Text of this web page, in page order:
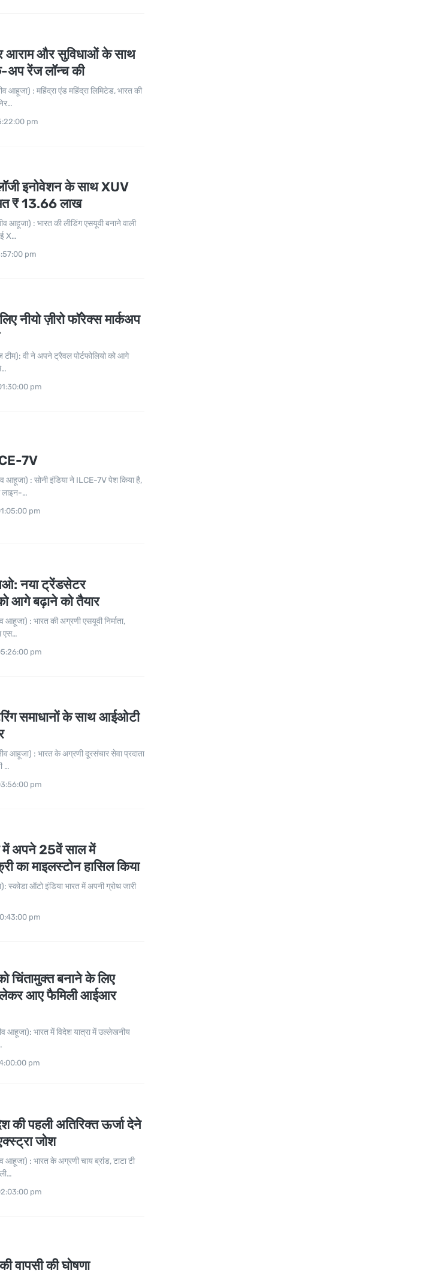
आराम और सुविधाओं के साथ
अप रेंज लॉन्च की
: महिंद्रा एंड महिंद्रा लिमिटेड, भारत की
pm
इनोवेशन के साथ XUV
₹ 13.66 लाख
: भारत की लीडिंग एसयूवी बनाने वाली
X…
pm
नीयो ज़ीरो फॉरेक्स मार्कअप
वी ने अपने ट्रैवल पोर्टफोलियो को आगे
pm
7V
: सोनी इंडिया ने ILCE-7V पेश किया है,
लाइन-…
pm
नया ट्रेंडसेटर
आगे बढ़ाने को तैयार
: भारत की अग्रणी एसयूवी निर्माता,
एस…
pm
समाधानों के साथ आईओटी
आहूजा) : भारत के अग्रणी दूरसंचार सेवा प्रदाता
…
pm
में अपने 25वें साल में
का माइलस्टोन हासिल किया
ऑटो इंडिया भारत में अपनी ग्रोथ जारी
pm
चिंतामुक्त बनाने के लिए
लेकर आए फैमिली आईआर
आहूजा): भारत में विदेश यात्रा में उल्लेखनीय
pm
की पहली अतिरिक्त ऊर्जा देने
जोश
: भारत के अग्रणी चाय ब्रांड, टाटा टी
pm
वापसी की घोषणा